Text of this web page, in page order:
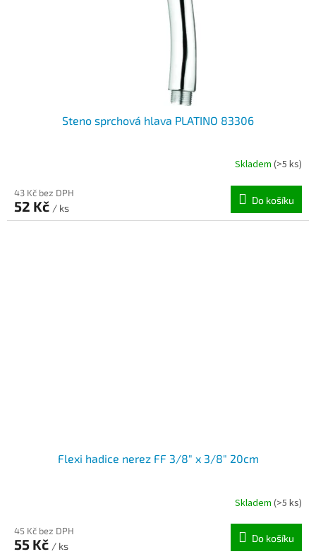
Steno sprchová hlava PLATINO 83306
Skladem (>5 ks)
43 Kč bez DPH
52 Kč / ks
Do košíku
Flexi hadice nerez FF 3/8" x 3/8" 20cm
Skladem (>5 ks)
45 Kč bez DPH
55 Kč / ks
Do košíku